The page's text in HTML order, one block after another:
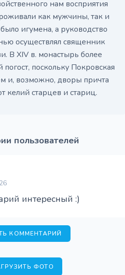
нам восприятия
как мужчины, так и
игумена, а руководство
осуществлял священник
В XIV в. монастырь более
поскольку Покровская
и, возможно, дворы причта
келий старцев и стариц.
пользователей
интересный :)
КОММЕНТАРИЙ
ФОТО